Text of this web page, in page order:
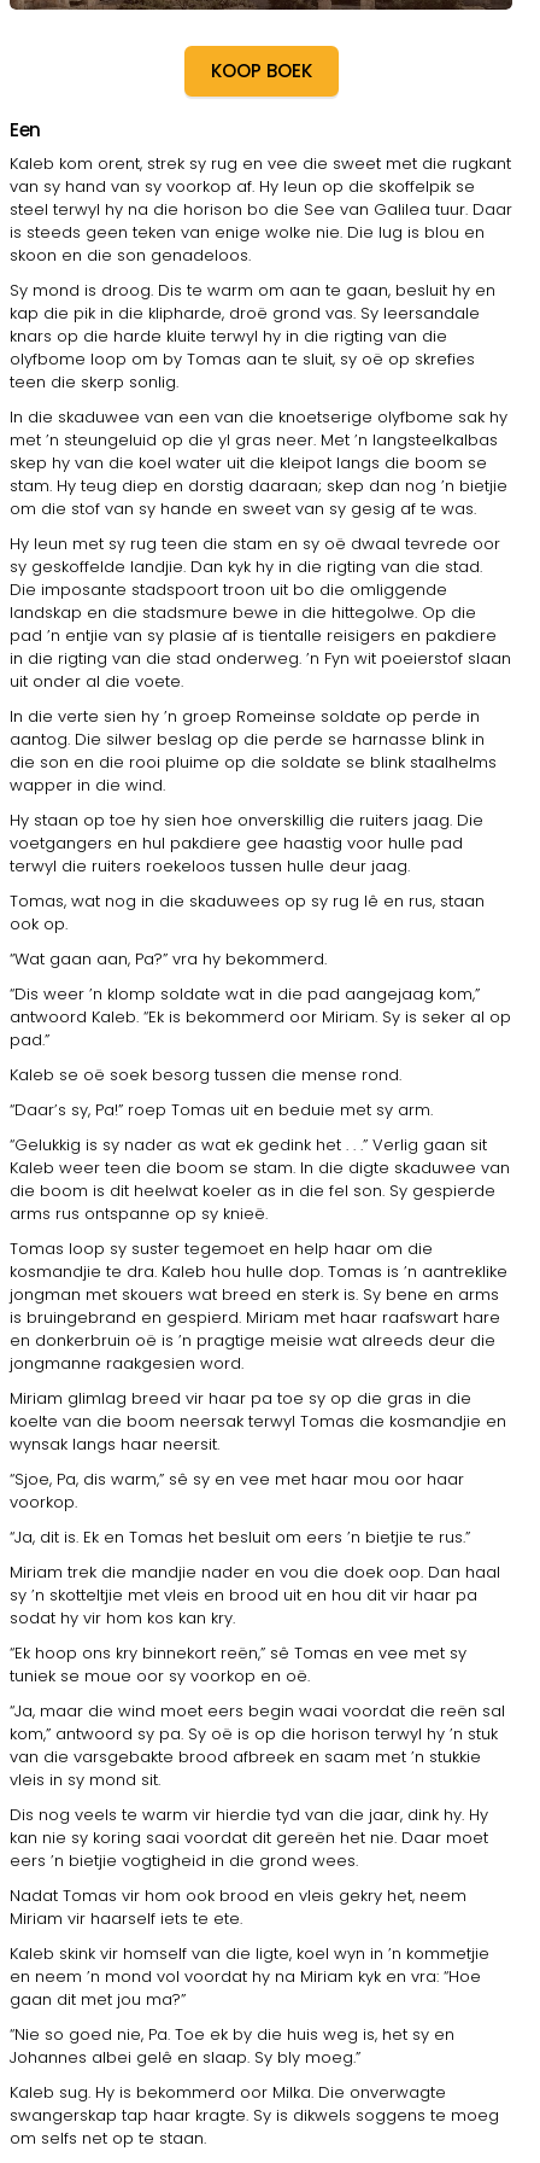
KOOP BOEK
Een
Kaleb kom orent, strek sy rug en vee die sweet met die rugkant
van sy hand van sy voorkop af. Hy leun op die skoffelpik se
steel terwyl hy na die horison bo die See van Galilea tuur. Daar
is steeds geen teken van enige wolke nie. Die lug is blou en
skoon en die son genadeloos.
Sy mond is droog. Dis te warm om aan te gaan, besluit hy en
kap die pik in die klipharde, droë grond vas. Sy leersandale
knars op die harde kluite terwyl hy in die rigting van die
olyfbome loop om by Tomas aan te sluit, sy oë op skrefies
teen die skerp sonlig.
In die skaduwee van een van die knoetserige olyfbome sak hy
met ’n steungeluid op die yl gras neer. Met ’n langsteelkalbas
skep hy van die koel water uit die kleipot langs die boom se
stam. Hy teug diep en dorstig daaraan; skep dan nog ’n bietjie
om die stof van sy hande en sweet van sy gesig af te was.
Hy leun met sy rug teen die stam en sy oë dwaal tevrede oor
sy geskoffelde landjie. Dan kyk hy in die rigting van die stad.
Die imposante stadspoort troon uit bo die omliggende
landskap en die stadsmure bewe in die hittegolwe. Op die
pad ’n entjie van sy plasie af is tientalle reisigers en pakdiere
in die rigting van die stad onderweg. ’n Fyn wit poeierstof slaan
uit onder al die voete.
In die verte sien hy ’n groep Romeinse soldate op perde in
aantog. Die silwer beslag op die perde se harnasse blink in
die son en die rooi pluime op die soldate se blink staalhelms
wapper in die wind.
Hy staan op toe hy sien hoe onverskillig die ruiters jaag. Die
voet­gangers en hul pakdiere gee haastig voor hulle pad
terwyl die ruiters roekeloos tussen hulle deur jaag.
Tomas, wat nog in die skaduwees op sy rug lê en rus, staan
ook op.
“Wat gaan aan, Pa?” vra hy bekommerd.
“Dis weer ’n klomp soldate wat in die pad aangejaag kom,”
antwoord Kaleb. “Ek is bekommerd oor Miriam. Sy is seker al op
pad.”
Kaleb se oë soek besorg tussen die mense rond.
“Daar’s sy, Pa!” roep Tomas uit en beduie met sy arm.
“Gelukkig is sy nader as wat ek gedink het . . .” Verlig gaan sit
Kaleb weer teen die boom se stam. In die digte skaduwee van
die boom is dit heelwat koeler as in die fel son. Sy gespierde
arms rus ontspanne op sy knieë.
Tomas loop sy suster tegemoet en help haar om die
kosmandjie te dra. Kaleb hou hulle dop. Tomas is ’n aantreklike
jongman met skouers wat breed en sterk is. Sy bene en arms
is bruingebrand en gespierd. Miriam met haar raafswart hare
en donkerbruin oë is ’n pragtige meisie wat al­reeds deur die
jongmanne raakgesien word.
Miriam glimlag breed vir haar pa toe sy op die gras in die
koelte van die boom neersak terwyl Tomas die kosmandjie en
wynsak langs haar neersit.
“Sjoe, Pa, dis warm,” sê sy en vee met haar mou oor haar
voorkop.
“Ja, dit is. Ek en Tomas het besluit om eers ’n bietjie te rus.”
Miriam trek die mandjie nader en vou die doek oop. Dan haal
sy ’n skotteltjie met vleis en brood uit en hou dit vir haar pa
sodat hy vir hom kos kan kry.
“Ek hoop ons kry binnekort reën,” sê Tomas en vee met sy
tuniek se moue oor sy voorkop en oë.
“Ja, maar die wind moet eers begin waai voordat die reën sal
kom,” antwoord sy pa. Sy oë is op die horison terwyl hy ’n stuk
van die varsge­bakte brood afbreek en saam met ’n stukkie
vleis in sy mond sit.
Dis nog veels te warm vir hierdie tyd van die jaar, dink hy. Hy
kan nie sy koring saai voordat dit gereën het nie. Daar moet
eers ’n bietjie vogtigheid in die grond wees.
Nadat Tomas vir hom ook brood en vleis gekry het, neem
Miriam vir haarself iets te ete.
Kaleb skink vir homself van die ligte, koel wyn in ’n kommetjie
en neem ’n mond vol voordat hy na Miriam kyk en vra: “Hoe
gaan dit met jou ma?”
“Nie so goed nie, Pa. Toe ek by die huis weg is, het sy en
Johannes albei gelê en slaap. Sy bly moeg.”
Kaleb sug. Hy is bekommerd oor Milka. Die onverwagte
swangerskap tap haar kragte. Sy is dikwels soggens te moeg
om selfs net op te staan.